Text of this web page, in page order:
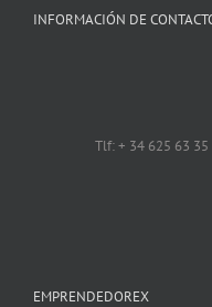
INFORMACIÓN DE
Tlf: + 34 625 63 35
EMPRENDEDOREX